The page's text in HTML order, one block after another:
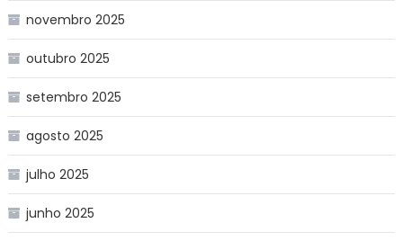
novembro 2025
outubro 2025
setembro 2025
agosto 2025
julho 2025
junho 2025